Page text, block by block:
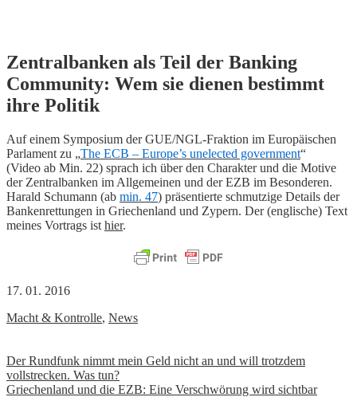
Skip
to
content
Zentralbanken als Teil der Banking
Community: Wem sie dienen bestimmt
ihre Politik
Auf einem Symposium der GUE/NGL-Fraktion im Europäischen
Parlament zu „The ECB – Europe’s unelected government“
(Video ab Min. 22) sprach ich über den Charakter und die Motive
der Zentralbanken im Allgemeinen und der EZB im Besonderen.
Harald Schumann (ab min. 47) präsentierte schmutzige Details der
Bankenrettungen in Griechenland und Zypern. Der (englische) Text
meines Vortrags ist hier.
17. 01. 2016
Macht & Kontrolle, News
Beitrags-
Navigation
Der Rundfunk nimmt mein Geld nicht an und will trotzdem
vollstrecken. Was tun?
Griechenland und die EZB: Eine Verschwörung wird sichtbar